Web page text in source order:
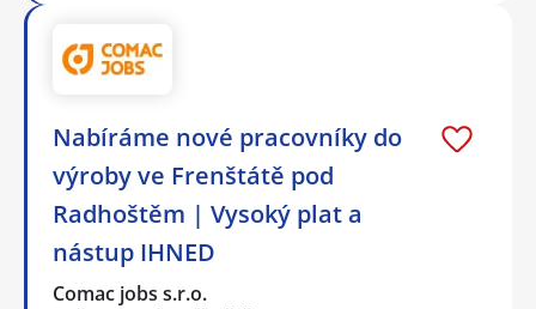
Nabíráme nové pracovníky do
výroby ve Frenštátě pod
Radhoštěm | Vysoký plat a
nástup IHNED
Comac jobs s.r.o.